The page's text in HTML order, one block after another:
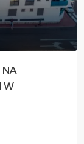
NA
W